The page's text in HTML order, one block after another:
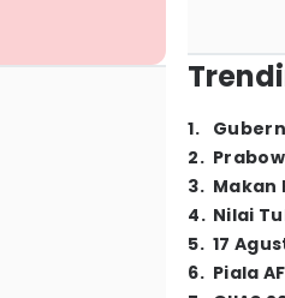
1.
2.
3. Makan
4. Nilai
5. 17
6. Piala